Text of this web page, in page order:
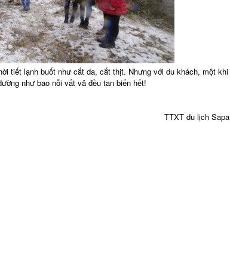
tiết lạnh buốt như cắt da, cắt thịt. Nhưng với du khách, một khi
như bao nỗi vất vả đều tan biến hết!
TTXT du lịch Sapa